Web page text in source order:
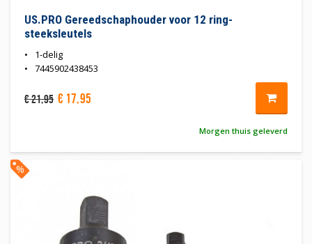
US.PRO Gereedschaphouder voor 12 ring-
steeksleutels
1-delig
7445902438453
€21,95 € 17,95
Morgen thuis geleverd
%